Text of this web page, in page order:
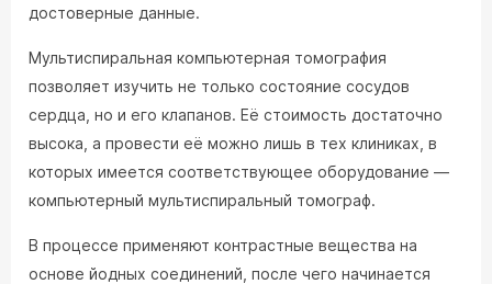
достоверные данные.
Мультиспиральная компьютерная томография
позволяет изучить не только состояние сосудов
сердца, но и его клапанов. Её стоимость достаточно
высока, а провести её можно лишь в тех клиниках, в
которых имеется соответствующее оборудование —
компьютерный мультиспиральный томограф.
В процессе применяют контрастные вещества на
основе йодных соединений, после чего начинается